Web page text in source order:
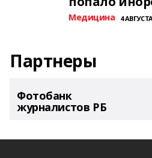
Медицина 4
Партнеры
Фотобанк
журналистов РБ